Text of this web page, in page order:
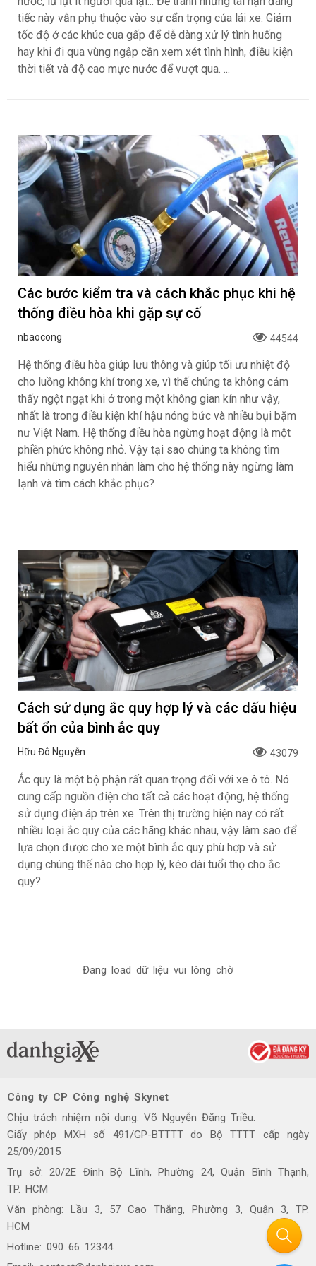
tiếc này vẫn phụ thuộc vào sự cẩn trọng của lái xe. Giảm
tốc độ ở các khúc cua gấp để dễ dàng xử lý tình huống
hay khi đi qua vùng ngập cần xem xét tình hình, điều kiện
thời tiết và độ cao mực nước để vượt qua. ...
Các bước kiểm tra và cách khắc phục khi hệ
thống điều hòa khi gặp sự cố
nbaocong 44544
Hệ thống điều hòa giúp lưu thông và giúp tối ưu nhiệt độ
cho luồng không khí trong xe, vì thế chúng ta không cảm
thấy ngột ngạt khi ở trong một không gian kín như vậy,
nhất là trong điều kiện khí hậu nóng bức và nhiều bụi bặm
nư Việt Nam. Hệ thống điều hòa ngừng hoạt động là một
phiền phức không nhỏ. Vậy tại sao chúng ta không tìm
hiểu những nguyên nhân làm cho hệ thống này ngừng làm
lạnh và tìm cách khắc phục?
Cách sử dụng ắc quy hợp lý và các dấu hiệu
bất ổn của bình ắc quy
Hữu Đô Nguyễn 43079
Ắc quy là một bộ phận rất quan trọng đối với xe ô tô. Nó
cung cấp nguồn điện cho tất cả các hoạt động, hệ thống
sử dụng điện áp trên xe. Trên thị trường hiện nay có rất
nhiều loại ắc quy của các hãng khác nhau, vậy làm sao để
lựa chọn được cho xe một bình ắc quy phù hợp và sử
dụng chúng thế nào cho hợp lý, kéo dài tuổi thọ cho ắc
quy?
Đang load dữ liệu vui lòng chờ
Công ty CP Công nghệ Skynet
Chịu trách nhiệm nội dung: Võ Nguyễn Đăng Triều.
Giấy phép MXH số 491/GP-BTTTT do Bộ TTTT cấp ngày
25/09/2015
Trụ sở: 20/2E Đinh Bộ Lĩnh, Phường 24, Quận Bình Thạnh,
TP. HCM
Văn phòng: Lầu 3, 57 Cao Thắng, Phường 3, Quận 3, TP.
HCM
Hotline: 090 66 12344